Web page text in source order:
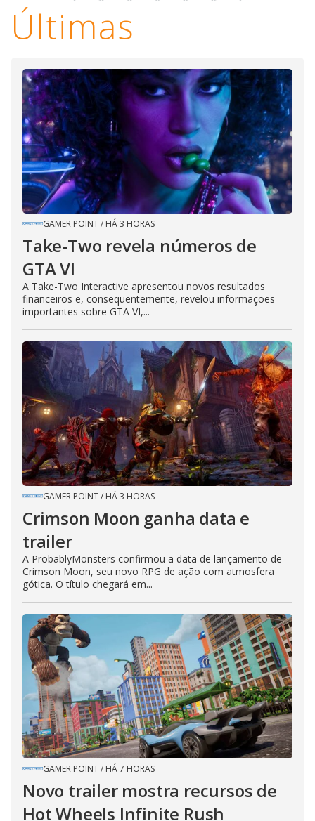
Últimas
GAMER POINT/ HÁ 3 HORAS
Take-Two revela números de
GTA VI
A Take-Two Interactive apresentou novos resultados
financeiros e, consequentemente, revelou informações
importantes sobre GTA VI,...
GAMER POINT/ HÁ 3 HORAS
Crimson Moon ganha data e
trailer
A ProbablyMonsters confirmou a data de lançamento de
Crimson Moon, seu novo RPG de ação com atmosfera
gótica. O título chegará em...
GAMER POINT/ HÁ 7 HORAS
Novo trailer mostra recursos de
Hot Wheels Infinite Rush